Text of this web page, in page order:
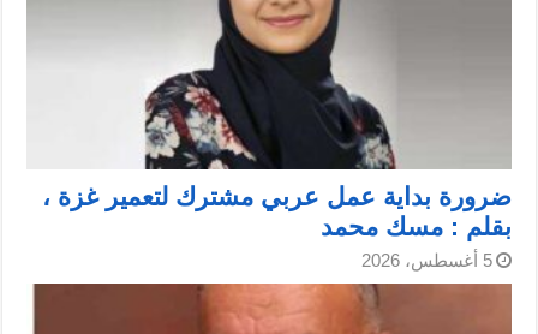
ضرورة بداية عمل عربي مشترك لتعمير غزة ،
بقلم : مسك محمد
5 أغسطس، 2026